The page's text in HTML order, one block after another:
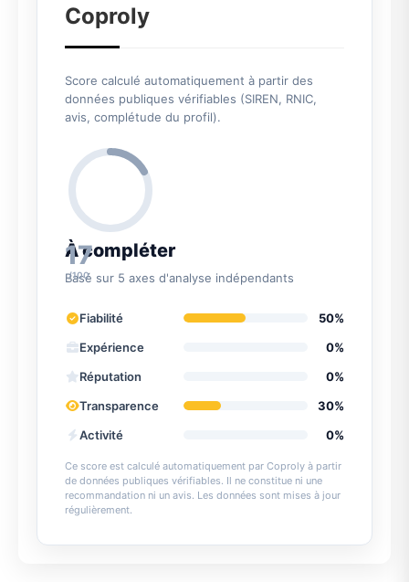
Coproly
Score calculé automatiquement à partir des
données publiques vérifiables (SIREN, RNIC,
avis, complétude du profil).
17
/100
À compléter
Basé sur 5 axes d'analyse indépendants
Fiabilité
50%
Expérience
0%
Réputation
0%
Transparence
30%
Activité
0%
Ce score est calculé automatiquement par Coproly à partir
de données publiques vérifiables. Il ne constitue ni une
recommandation ni un avis. Les données sont mises à jour
régulièrement.